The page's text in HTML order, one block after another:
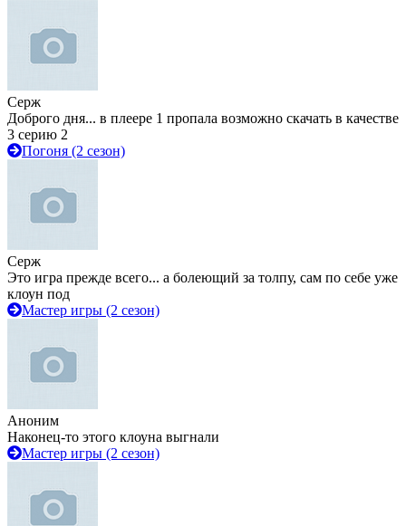
Серж
Доброго дня... в плеере 1 пропала возможно скачать в качестве
3 серию 2
Погоня (2 сезон)
Серж
Это игра прежде всего... а болеющий за толпу, сам по себе уже
клоун под
Мастер игры (2 сезон)
Аноним
Наконец-то этого клоуна выгнали
Мастер игры (2 сезон)